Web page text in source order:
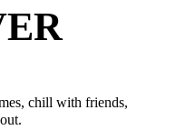
chill with friends,